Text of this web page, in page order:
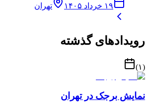
۱۹ خرداد ۱۴۰۵ تهران
رویدادهای گذشته
(۱)
نمایش برجک در تهران